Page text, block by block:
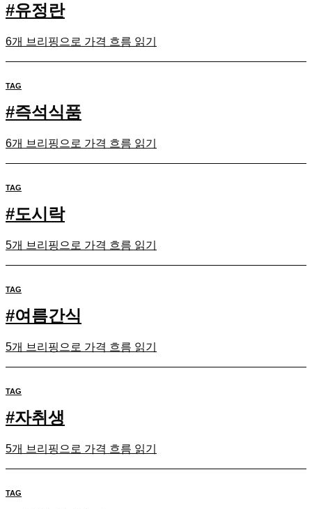
#유정란
6개 브리핑으로 가격 흐름 읽기
TAG
#즉석식품
6개 브리핑으로 가격 흐름 읽기
TAG
#도시락
5개 브리핑으로 가격 흐름 읽기
TAG
#여름간식
5개 브리핑으로 가격 흐름 읽기
TAG
#자취생
5개 브리핑으로 가격 흐름 읽기
TAG